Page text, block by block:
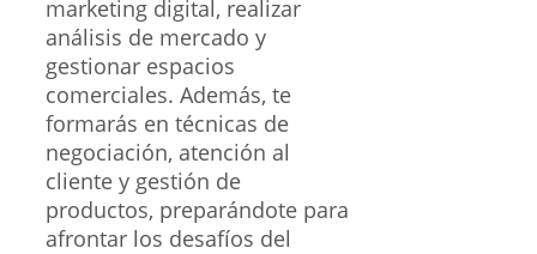
marketing digital, realizar
análisis de mercado y
gestionar espacios
comerciales. Además, te
formarás en técnicas de
negociación, atención al
cliente y gestión de
productos, preparándote para
afrontar los desafíos del